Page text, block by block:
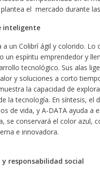
el mercado durante
inteligente
a un Colibrí ágil y colorido.
un espíritu emprendedor y
tecnológico. Sus alas
y soluciones a corto
la capacidad de
la tecnología. En síntesis,
de vida, y A-DATA ayuda a
se conservará el color azul,
e innovadora.
y responsabilidad social